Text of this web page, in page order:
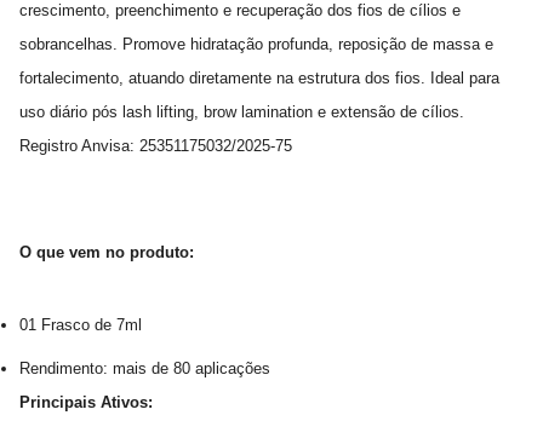
crescimento, preenchimento e recuperação dos fios de cílios e
sobrancelhas. Promove hidratação profunda, reposição de massa e
fortalecimento, atuando diretamente na estrutura dos fios. Ideal para
uso diário pós lash lifting, brow lamination e extensão de cílios.
Registro Anvisa: 25351175032/2025-75
O que vem no produto:
01 Frasco de 7ml
Rendimento: mais de 80 aplicações
Principais Ativos: